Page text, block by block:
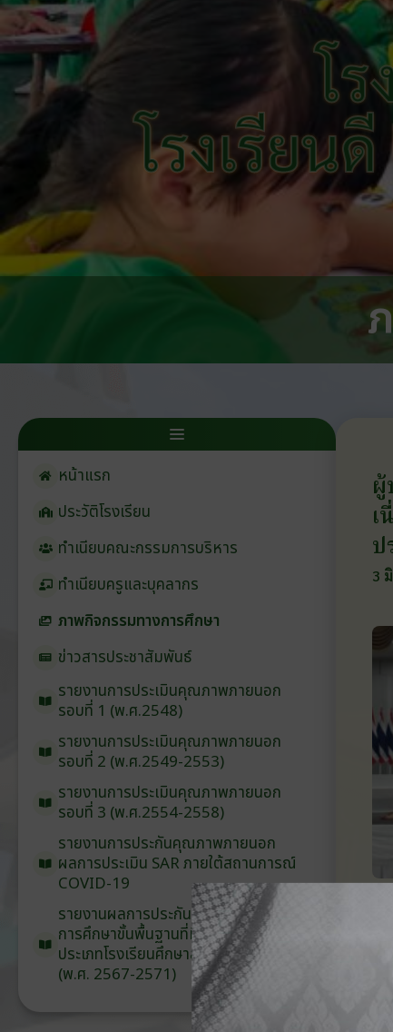
โร
โรงเรียน
หน้าแรก
ประวัติโรงเรียน
ทำเนียบคณะกรรมการบริหาร
ทำเนียบครูและบุคลากร
ภาพกิจกรรมทางการศึกษา
ข่าวสารประชาสัมพันธ์
รายงานการประเมินคุณภาพภายนอก
รอบ⁠ที่ 1 (พ.ศ.2548)
รายงานการประเมินคุณภาพภายนอก
รอบ⁠ที่ 2 (พ.ศ.2549-2553)
รายงานการประเมินคุณภาพภายนอก
รอบ⁠ที่ 3 (พ.ศ.2554-2558)
รายงานการประกันคุณภาพภายนอก
ผลการประเมิน SARภายใต้สถานการณ์
COVID-19
รายงานผลการประกันคุณภาพภายนอก
การศึกษาขั้นพื้นฐานที่มีวัตถุประสงค์
ประเภทโรงเรียนศึกษาสงเคราะห์
(พ.ศ. 2567-2571)
ผู้
ป
3